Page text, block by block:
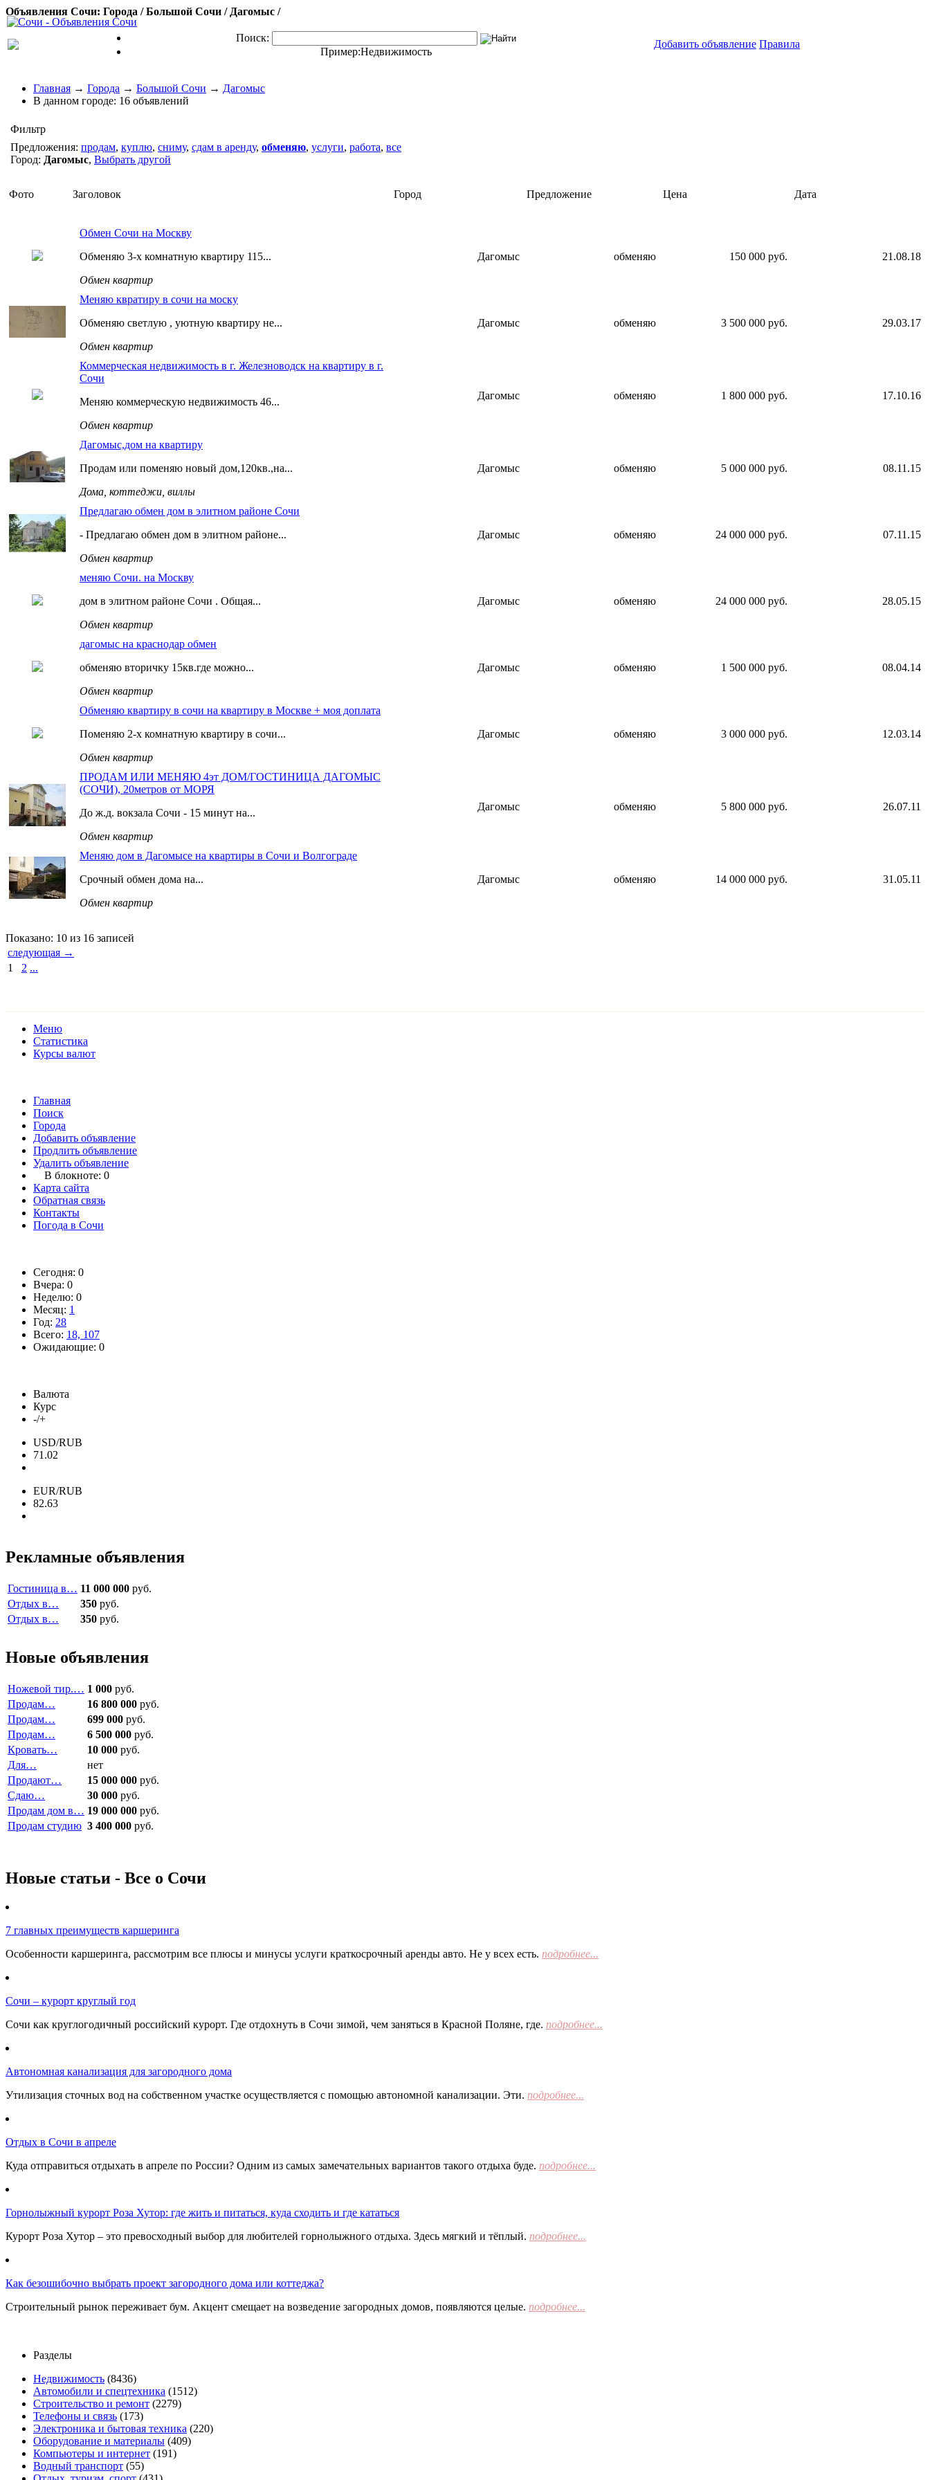
Объявления Сочи: Города / Большой Сочи / Дагомыс /
Поиск:
Пример:Недвижимость
Добавить объявление Правила
Главная → Города → Большой Сочи → Дагомыс
В данном городе: 16 объявлений
Фильтр
Предложения: продам, куплю, сниму, сдам в аренду, обменяю, услуги, работа, все
Город: Дагомыс, Выбрать другой
Фото Заголовок Город Предложение Цена Дата
Обмен Сочи на Москву
Обменяю 3-х комнатную квартиру 115...
Обмен квартир
Дагомыс обменяю 150 000 руб. 21.08.18
Меняю квратиру в сочи на моску
Обменяю светлую , уютную квартиру не...
Обмен квартир
Дагомыс обменяю 3 500 000 руб. 29.03.17
Коммерческая недвижимость в г. Железноводск на квартиру в г.
Сочи
Меняю коммерческую недвижимость 46...
Обмен квартир
Дагомыс обменяю 1 800 000 руб. 17.10.16
Дагомыс,дом на квартиру
Продам или поменяю новый дом,120кв.,на...
Дома, коттеджи, виллы
Дагомыс обменяю 5 000 000 руб. 08.11.15
Предлагаю обмен дом в элитном районе Сочи
- Предлагаю обмен дом в элитном районе...
Обмен квартир
Дагомыс обменяю 24 000 000 руб. 07.11.15
меняю Сочи. на Москву
дом в элитном районе Сочи . Общая...
Обмен квартир
Дагомыс обменяю 24 000 000 руб. 28.05.15
дагомыс на краснодар обмен
обменяю вторичку 15кв.где можно...
Обмен квартир
Дагомыс обменяю 1 500 000 руб. 08.04.14
Обменяю квартиру в сочи на квартиру в Москве + моя доплата
Поменяю 2-х комнатную квартиру в сочи...
Обмен квартир
Дагомыс обменяю 3 000 000 руб. 12.03.14
ПРОДАМ ИЛИ МЕНЯЮ 4эт ДОМ/ГОСТИНИЦА ДАГОМЫС
(СОЧИ), 20метров от МОРЯ
До ж.д. вокзала Сочи - 15 минут на...
Обмен квартир
Дагомыс обменяю 5 800 000 руб. 26.07.11
Меняю дом в Дагомысе на квартиры в Сочи и Волгограде
Срочный обмен дома на...
Обмен квартир
Дагомыс обменяю 14 000 000 руб. 31.05.11
Показано: 10 из 16 записей
следующая →
1
2 ...
Меню
Статистика
Курсы валют
Главная
Поиск
Города
Добавить объявление
Продлить объявление
Удалить объявление
В блокноте: 0
Карта сайта
Обратная связь
Контакты
Погода в Сочи
Сегодня: 0
Вчера: 0
Неделю: 0
Месяц: 1
Год: 28
Всего: 18, 107
Ожидающие: 0
Валюта
Курс
-/+
USD/RUB
71.02
EUR/RUB
82.63
Рекламные объявления
Гостиница в… 11 000 000 руб.
Отдых в…
350 руб.
Отдых в…
350 руб.
Новые объявления
Ножевой тир.… 1 000 руб.
Продам…
16 800 000 руб.
Продам…
699 000 руб.
Продам…
6 500 000 руб.
Кровать…
10 000 руб.
Для…
нет
Продают…
15 000 000 руб.
Сдаю…
30 000 руб.
Продам дом в… 19 000 000 руб.
Продам студию 3 400 000 руб.
Новые статьи - Все о Сочи
7 главных преимуществ каршеринга
Особенности каршеринга, рассмотрим все плюсы и минусы услуги краткосрочный аренды авто. Не у всех есть. подробнее...
Сочи – курорт круглый год
Сочи как круглогодичный российский курорт. Где отдохнуть в Сочи зимой, чем заняться в Красной Поляне, где. подробнее...
Автономная канализация для загородного дома
Утилизация сточных вод на собственном участке осуществляется с помощью автономной канализации. Эти. подробнее...
Отдых в Сочи в апреле
Куда отправиться отдыхать в апреле по России? Одним из самых замечательных вариантов такого отдыха буде. подробнее...
Горнолыжный курорт Роза Хутор: где жить и питаться, куда сходить и где кататься
Курорт Роза Хутор – это превосходный выбор для любителей горнолыжного отдыха. Здесь мягкий и тёплый. подробнее...
Как безошибочно выбрать проект загородного дома или коттеджа?
Строительный рынок переживает бум. Акцент смещает на возведение загородных домов, появляются целые. подробнее...
Разделы
Недвижимость (8436)
Автомобили и спецтехника (1512)
Строительство и ремонт (2279)
Телефоны и связь (173)
Электроника и бытовая техника (220)
Оборудование и материалы (409)
Компьютеры и интернет (191)
Водный транспорт (55)